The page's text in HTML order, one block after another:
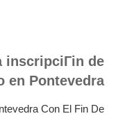
inscripciГіn de
Pontevedra?
Con El Fin De